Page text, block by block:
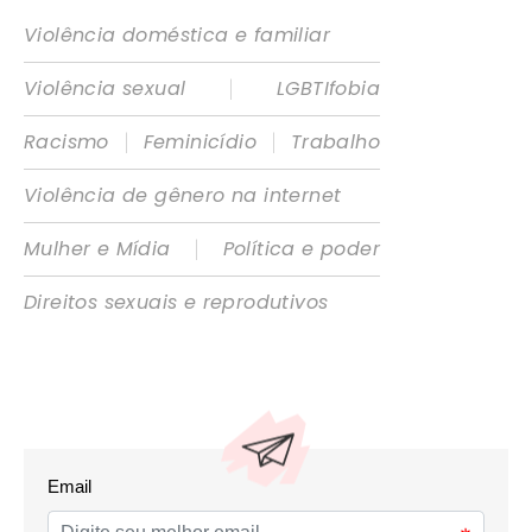
Violência doméstica e familiar
Violência sexual
|
LGBTIfobia
Racismo
| Feminicídio |
Trabalho
Violência de gênero na internet
Mulher e Mídia
|
Política e poder
Direitos sexuais e reprodutivos